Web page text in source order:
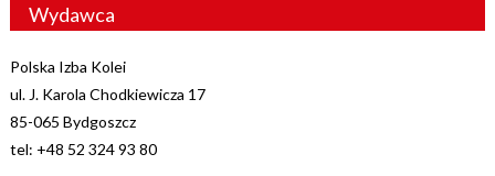
Wydawca
Polska Izba Kolei
ul. J. Karola Chodkiewicza 17
85-065 Bydgoszcz
tel: +48 52 324 93 80